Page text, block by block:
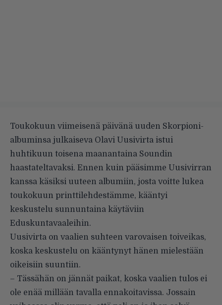
Toukokuun viimeisenä päivänä uuden Skorpioni-
albuminsa julkaiseva Olavi Uusivirta istui
huhtikuun toisena maanantaina Soundin
haastateltavaksi. Ennen kuin pääsimme Uusivirran
kanssa käsiksi uuteen albumiin, josta voitte lukea
toukokuun printtilehdestämme, kääntyi
keskustelu sunnuntaina käytäviin
Eduskuntavaaleihin.
Uusivirta on vaalien suhteen varovaisen toiveikas,
koska keskustelu on kääntynyt hänen mielestään
oikeisiin suuntiin.
– Tässähän on jännät paikat, koska vaalien tulos ei
ole enää millään tavalla ennakoitavissa. Jossain